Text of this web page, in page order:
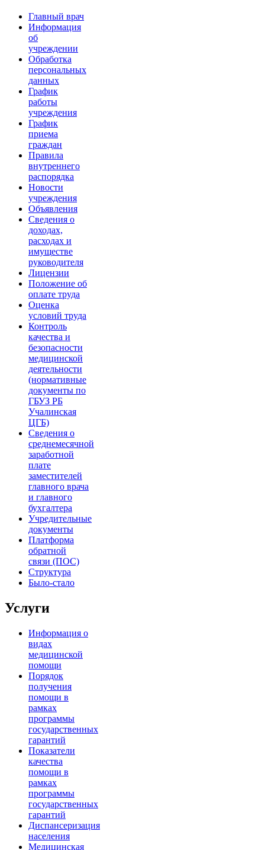
Главный врач
Информация
об
учреждении
Обработка
персональных
данных
График
работы
учреждения
График
приема
граждан
Правила
внутреннего
распорядка
Новости
учреждения
Объявления
Сведения о
доходах,
расходах и
имуществе
руководителя
Лицензии
Положение об
оплате труда
Оценка
условий труда
Контроль
качества и
безопасности
медицинской
деятельности
(нормативные
документы по
ГБУЗ РБ
Учалинская
ЦГБ)
Сведения о
среднемесячной
заработной
плате
заместителей
главного врача
и главного
бухгалтера
Учредительные
документы
Платформа
обратной
связи (ПОС)
Структура
Было-стало
Услуги
Информация о
видах
медицинской
помощи
Порядок
получения
помощи в
рамках
программы
государственных
гарантий
Показатели
качества
помощи в
рамках
программы
государственных
гарантий
Диспансеризация
населения
Медицинская